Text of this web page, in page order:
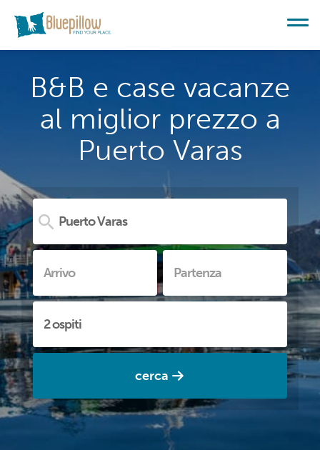
B&B e case vacanze
al miglior prezzo a
Puerto Varas
cerca